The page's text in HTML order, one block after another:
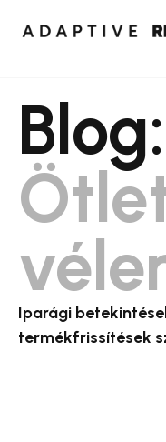
Blog:
Iparági
termékfrissítések